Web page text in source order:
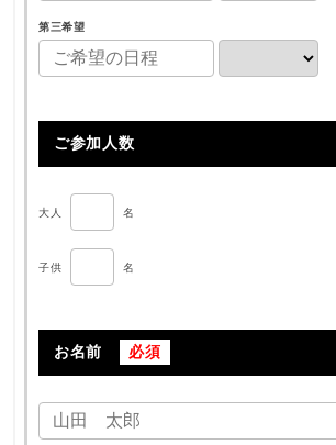
第三希望
ご参加人数
大人 名
子供 名
お名前 必須